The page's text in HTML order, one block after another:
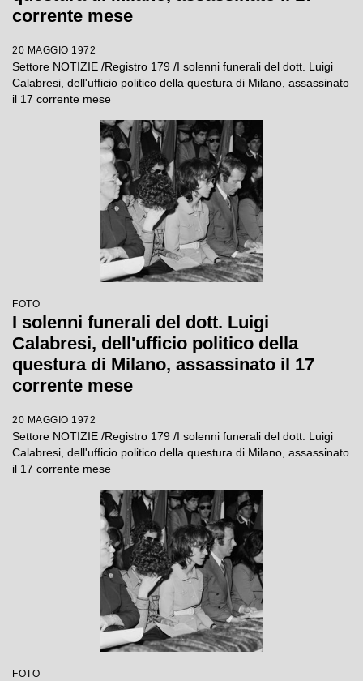
corrente mese
20 MAGGIO 1972
Settore NOTIZIE /Registro 179 /I solenni funerali del dott. Luigi
Calabresi, dell'ufficio politico della questura di Milano, assassinato
il 17 corrente mese
FOTO
I solenni funerali del dott. Luigi
Calabresi, dell'ufficio politico della
questura di Milano, assassinato il 17
corrente mese
20 MAGGIO 1972
Settore NOTIZIE /Registro 179 /I solenni funerali del dott. Luigi
Calabresi, dell'ufficio politico della questura di Milano, assassinato
il 17 corrente mese
FOTO